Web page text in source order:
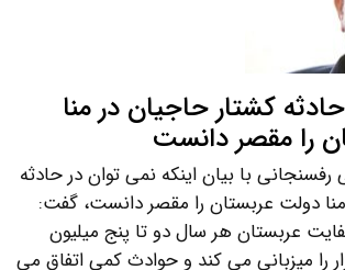
کشتار حاجیان در منا
را مقصر دانست
با بیان اینکه نمی توان در حادثه
دولت عربستان را مقصر دانست، گفت:
عربستان هر سال دو تا پنج میلیون
را میزبانی می کند و حوادث کمی اتفاق می